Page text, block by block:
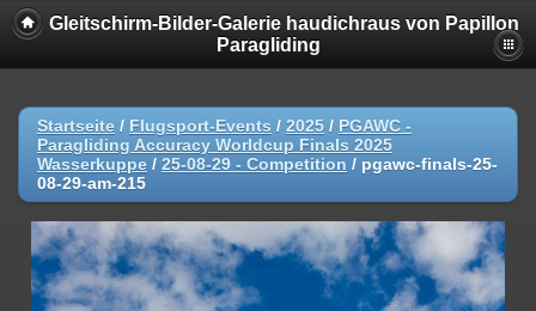
Gleitschirm-Bilder-Galerie haudichraus von Papillon
Paragliding
Startseite / Flugsport-Events / 2025 / PGAWC -
Paragliding Accuracy Worldcup Finals 2025
Wasserkuppe / 25-08-29 - Competition / pgawc-finals-25-
08-29-am-215